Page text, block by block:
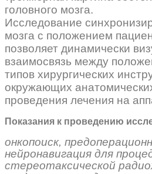
головного мозга.
Исследование
мозга с положением
позволяет динамически
взаимосвязь между
типов хирургических
окружающих
проведения лечения на
Показания к проведению
онкопоиск,
нейронавигация для
стереотаксической